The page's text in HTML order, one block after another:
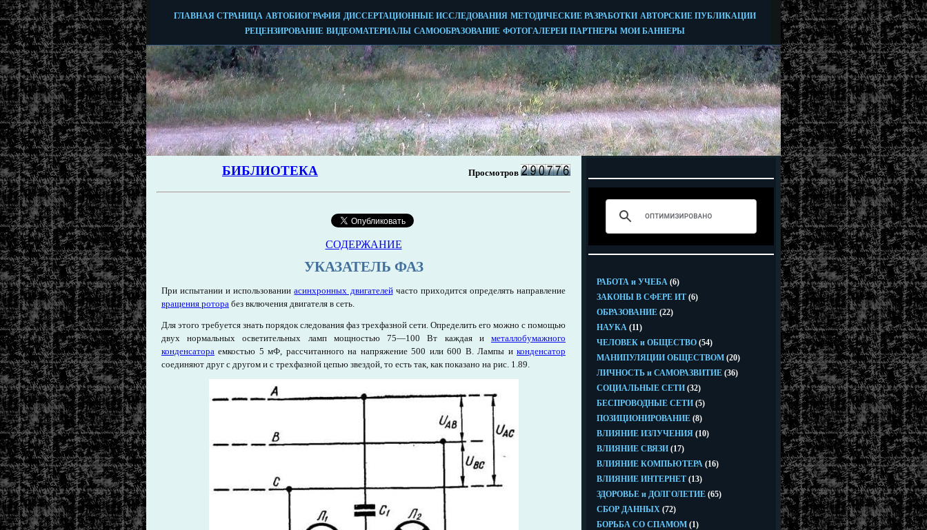
СОДЕРЖАНИЕ
УКАЗАТЕЛЬ ФАЗ
При испытании и использованииасинхронных двигателейчасто приходится определять направление
вращения ротора без включения двигателя в сеть.
Для этого требуется знать порядок следования фаз трехфазной сети. Определить его можно с помощью
двух нормальных осветительных ламп мощностью 75—100 Вт каждая и металлобумажного
конденсатора емкостью 5 мФ, рассчитанного на напряжение 500 или 600 В. Лампы и конденсатор
соединяют друг с другом и с трехфазной цепью звездой, то есть так, как показано на рис. 1.89.